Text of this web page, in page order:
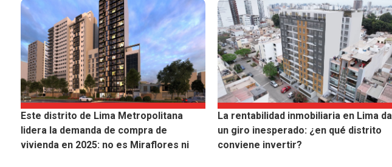
Este distrito de Lima Metropolitana
lidera la demanda de compra de
vivienda en 2025: no es Miraflores ni
La rentabilidad inmobiliaria en Lima da
un giro inesperado: ¿en qué distrito
conviene invertir?